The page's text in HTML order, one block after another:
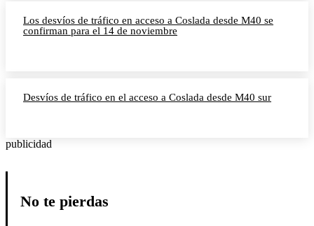
Los desvíos de tráfico en acceso a Coslada desde M40 se
confirman para el 14 de noviembre
Desvíos de tráfico en el acceso a Coslada desde M40 sur
publicidad
No te pierdas